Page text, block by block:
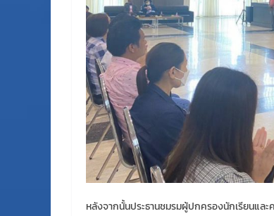
หลังจากนั้นประธานชมรมผู้ปกครองนักเรียนแล